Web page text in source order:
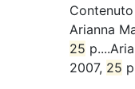
Arianna
25
2007, 25